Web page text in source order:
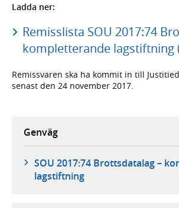
Ladda ner:
Remisslista SOU 2017:74
kompletterande lagstiftning
Remissvaren ska ha kommit in till
senast den 24 november 2017.
Genväg
SOU 2017:74 Brottsdatalag –
lagstiftning